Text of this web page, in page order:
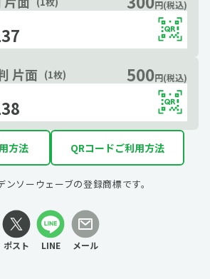
円(税込)
片面 (1枚) 500円(税込)
方法 QRコードご利用方法
ソーウェーブの登録商標です。
ポスト LINE メール